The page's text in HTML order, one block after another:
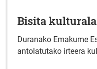
Bisita
Duranako Emakume
antolatutako irteera